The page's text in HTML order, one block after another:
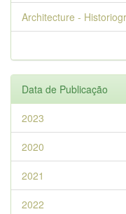
Architecture -
Data de Publicação
2023
2020
2021
2022